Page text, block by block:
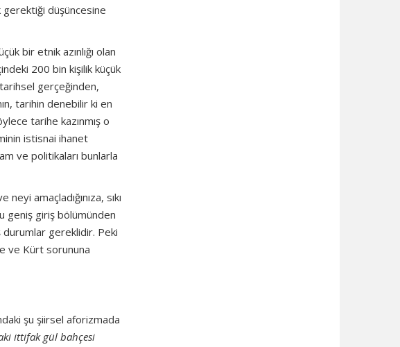
gerektiği düşüncesine
bir etnik azınlığı olan
200 bin kişilik küçük
tarihsel gerçeğinden,
tarihin denebilir ki en
tarihe kazınmış o
istisnai ihanet
ve politikaları bunlarla
amaçladığınıza, sıkı
geniş giriş bölümünden
durumlar gereklidir. Peki
ve Kürt sorununa
şu şiirsel aforizmada
ittifak gül bahçesi